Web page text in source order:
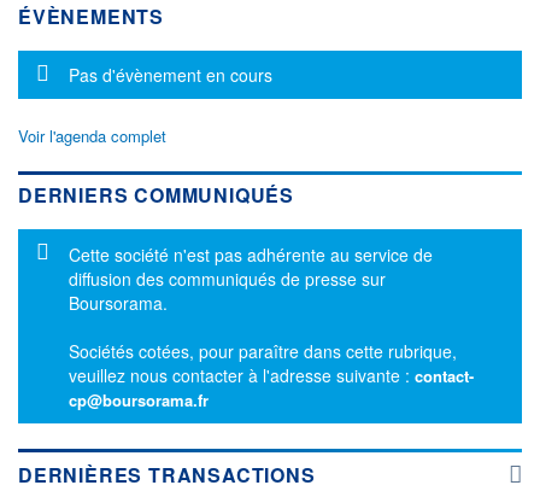
ÉVÈNEMENTS
Message d'information
Pas d'évènement en cours
Voir l'agenda complet
DERNIERS COMMUNIQUÉS
Message d'information
Cette société n'est pas adhérente au service de
diffusion des communiqués de presse sur
Boursorama.
Sociétés cotées, pour paraître dans cette rubrique,
veuillez nous contacter à l'adresse suivante : contact-
cp@boursorama.fr
DERNIÈRES TRANSACTIONS